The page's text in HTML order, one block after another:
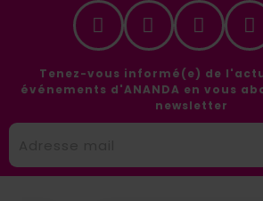
Tenez-vous informé(e) de
événements d'ANANDA en vous
newsletter